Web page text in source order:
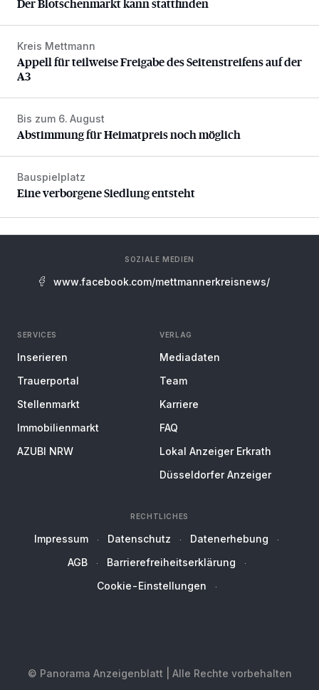
Appell für teilweise Freigabe des Seitenstreifens auf der A3
Kreis Mettmann
Appell für teilweise Freigabe des Seitenstreifens auf der
A3
Abstimmung für Heimatpreis noch möglich
Bis zum 6. August
Abstimmung für Heimatpreis noch möglich
Eine verborgene Siedlung entsteht
Bauspielplatz
Eine verborgene Siedlung entsteht
SOZIALE MEDIEN
www.facebook.com/mettmannerkreisnews/
SERVICES
Inserieren
Trauerportal
Stellenmarkt
Immobilienmarkt
AZUBI NRW
VERLAG
Mediadaten
Team
Karriere
FAQ
Lokal Anzeiger Erkrath
Düsseldorfer Anzeiger
RECHTLICHES
Impressum Datenschutz
Datenerhebung
AGB
Barrierefreiheitserklärung
Cookie-Einstellungen
© Panorama Anzeigenblatt | Alle Rechte vorbehalten